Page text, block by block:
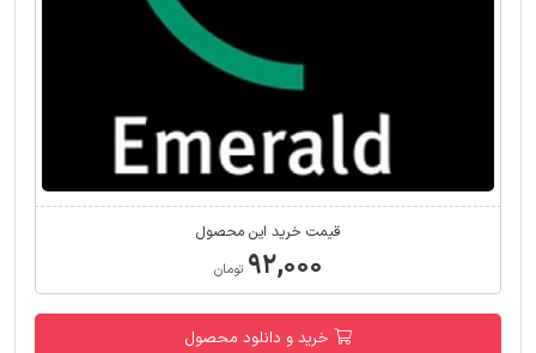
قیمت خرید این محصول
۹۲,۰۰۰ تومان
خرید و دانلود محصول